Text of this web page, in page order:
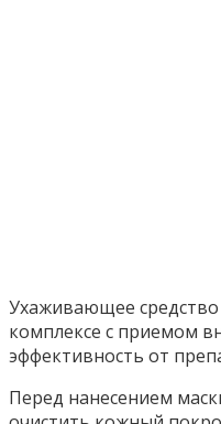
Ухаживающее
комплексе с приемом
эффективность от
Перед нанесением